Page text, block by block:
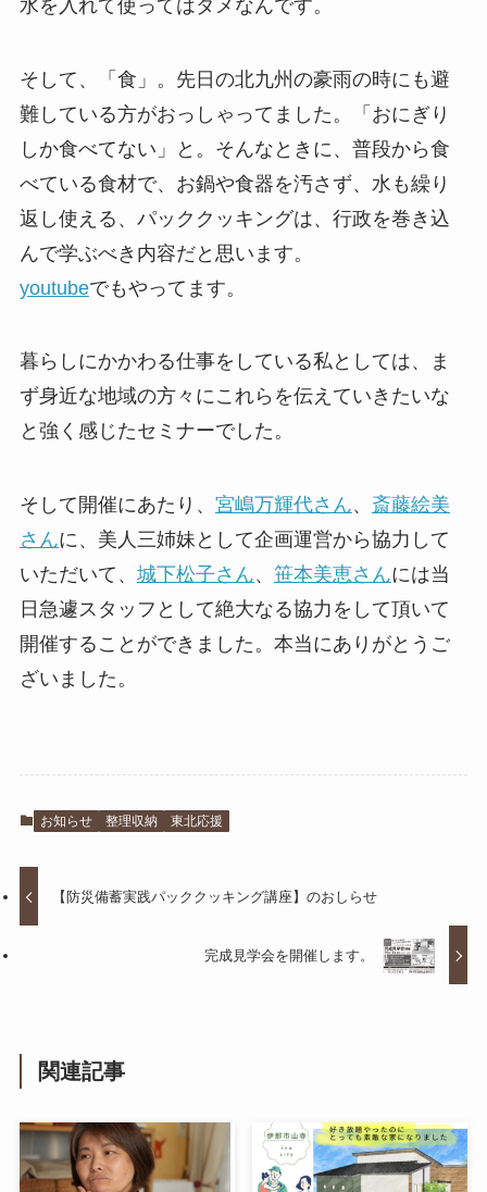
水を入れて使ってはダメなんです。
そして、「食」。先日の北九州の豪雨の時にも避
難している方がおっしゃってました。「おにぎり
しか食べてない」と。そんなときに、普段から食
べている食材で、お鍋や食器を汚さず、水も繰り
返し使える、パッククッキングは、行政を巻き込
んで学ぶべき内容だと思います。
youtubeでもやってます。
暮らしにかかわる仕事をしている私としては、ま
ず身近な地域の方々にこれらを伝えていきたいな
と強く感じたセミナーでした。
そして開催にあたり、 宮嶋万輝代さん、 斎藤絵美
さんに、美人三姉妹として企画運営から協力して
いただいて、 城下松子さん、 笹本美恵さんには当
日急遽スタッフとして絶大なる協力をして頂いて
開催することができました。本当にありがとうご
ざいました。
お知らせ 整理収納 東北応援
【防災備蓄実践パッククッキング講座】のおしらせ
完成見学会を開催します。
関連記事